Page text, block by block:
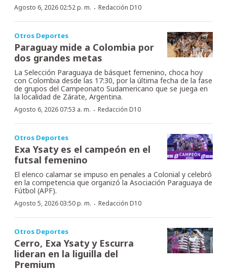
Agosto 6, 2026 02:52 p. m. · Redacción D10
Otros Deportes
Paraguay mide a Colombia por
dos grandes metas
La Selección Paraguaya de básquet femenino, choca hoy
con Colombia desde las 17:30, por la última fecha de la fase
de grupos del Campeonato Sudamericano que se juega en
la localidad de Zárate, Argentina.
Agosto 6, 2026 07:53 a. m. · Redacción D10
Otros Deportes
Exa Ysaty es el campeón en el
futsal femenino
El elenco calamar se impuso en penales a Colonial y celebró
en la competencia que organizó la Asociación Paraguaya de
Fútbol (APF).
Agosto 5, 2026 03:50 p. m. · Redacción D10
Otros Deportes
Cerro, Exa Ysaty y Escurra
lideran en la liguilla del
Premium